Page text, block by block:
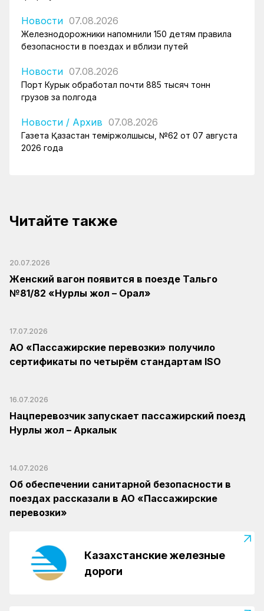
Новости 07.08.2026
Железнодорожники напомнили 150 детям правила
безопасности в поездах и вблизи путей
Новости 07.08.2026
Порт Курык обработал почти 885 тысяч тонн
грузов за полгода
Новости / Архив 07.08.2026
Газета Қазақстан теміржолшысы, №62 от 07 августа
2026 года
Читайте также
20.07.2026
Женский вагон появится в поезде Тальго
№81/82 «Нурлы жол – Орал»
17.07.2026
АО «Пассажирские перевозки» получило
сертификаты по четырём стандартам ISO
16.07.2026
Нацперевозчик запускает пассажирский поезд
Нурлы жол – Аркалык
14.07.2026
Об обеспечении санитарной безопасности в
поездах рассказали в АО «Пассажирские
перевозки»
Казахстанские железные
дороги